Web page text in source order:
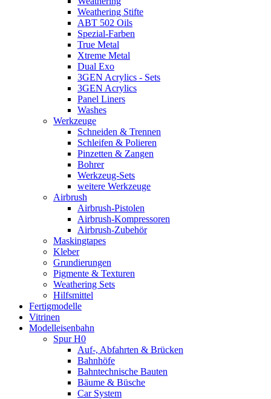
Weathering Stifte
ABT 502 Oils
Spezial-Farben
True Metal
Xtreme Metal
Dual Exo
3GEN Acrylics - Sets
3GEN Acrylics
Panel Liners
Washes
Werkzeuge
Schneiden & Trennen
Schleifen & Polieren
Pinzetten & Zangen
Bohrer
Werkzeug-Sets
weitere Werkzeuge
Airbrush
Airbrush-Pistolen
Airbrush-Kompressoren
Airbrush-Zubehör
Maskingtapes
Kleber
Grundierungen
Pigmente & Texturen
Weathering Sets
Hilfsmittel
Fertigmodelle
Vitrinen
Modelleisenbahn
Spur H0
Auf-, Abfahrten & Brücken
Bahnhöfe
Bahntechnische Bauten
Bäume & Büsche
Car System